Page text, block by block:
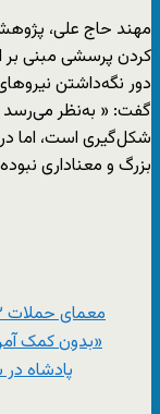
مهند حاج علی،
کردن پرسشی مبنی بر
دور نگه‌داشتن
گفت: « به‌نظر می‌رسد
شکل‌گیری است، اما
بزرگ و معناداری
«بدون کمک
پادشاه